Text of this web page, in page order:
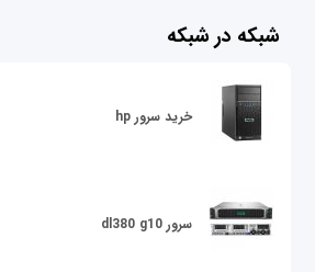
شبکه در شبکه
خرید سرور hp
سرور dl380 g10